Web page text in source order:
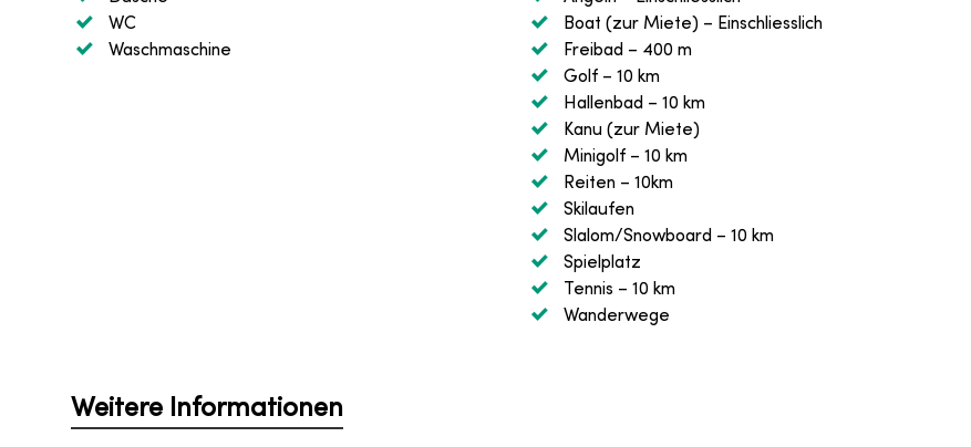
WC
Waschmaschine
Boat (zur Miete)– Einschliesslich
Freibad – 400 m
Golf– 10 km
Hallenbad – 10 km
Kanu (zur Miete)
Minigolf– 10 km
Reiten– 10km
Skilaufen
Slalom/Snowboard – 10 km
Spielplatz
Tennis – 10 km
Wanderwege
Weitere Informationen